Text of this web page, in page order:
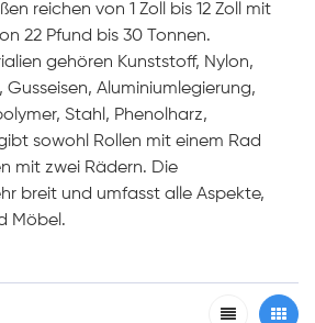
reichen von 1 Zoll bis 12 Zoll mit
22 Pfund bis 30 Tonnen.
gehören Kunststoff, Nylon,
Gusseisen, Aluminiumlegierung,
Stahl, Phenolharz,
sowohl Rollen mit einem Rad
mit zwei Rädern. Die
breit und umfasst alle Aspekte,
Möbel.